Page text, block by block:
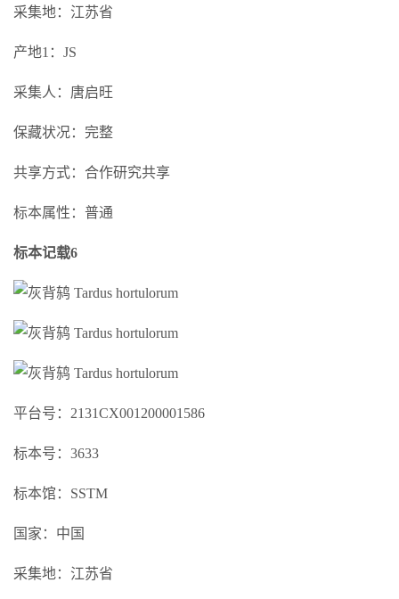
采集地：江苏省
产地1：JS
采集人：唐启旺
保藏状况：完整
共享方式：合作研究共享
标本属性：普通
标本记载6
平台号：2131CX001200001586
标本号：3633
标本馆：SSTM
国家：中国
采集地：江苏省